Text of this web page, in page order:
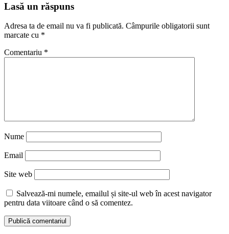
Lasă un răspuns
Adresa ta de email nu va fi publicată. Câmpurile obligatorii sunt
marcate cu *
Comentariu *
Nume
Email
Site web
Salvează-mi numele, emailul și site-ul web în acest navigator
pentru data viitoare când o să comentez.